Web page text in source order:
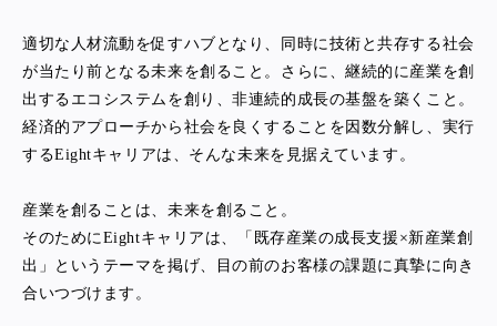
適切な人材流動を促すハブとなり、同時に技術と共存する社会
が当たり前となる未来を創ること。さらに、継続的に産業を創
出するエコシステムを創り、非連続的成長の基盤を築くこと。
経済的アプローチから社会を良くすることを因数分解し、実行
するEightキャリアは、そんな未来を見据えています。
産業を創ることは、未来を創ること。
そのためにEightキャリアは、「既存産業の成長支援×新産業創
出」というテーマを掲げ、目の前のお客様の課題に真摯に向き
合いつづけます。